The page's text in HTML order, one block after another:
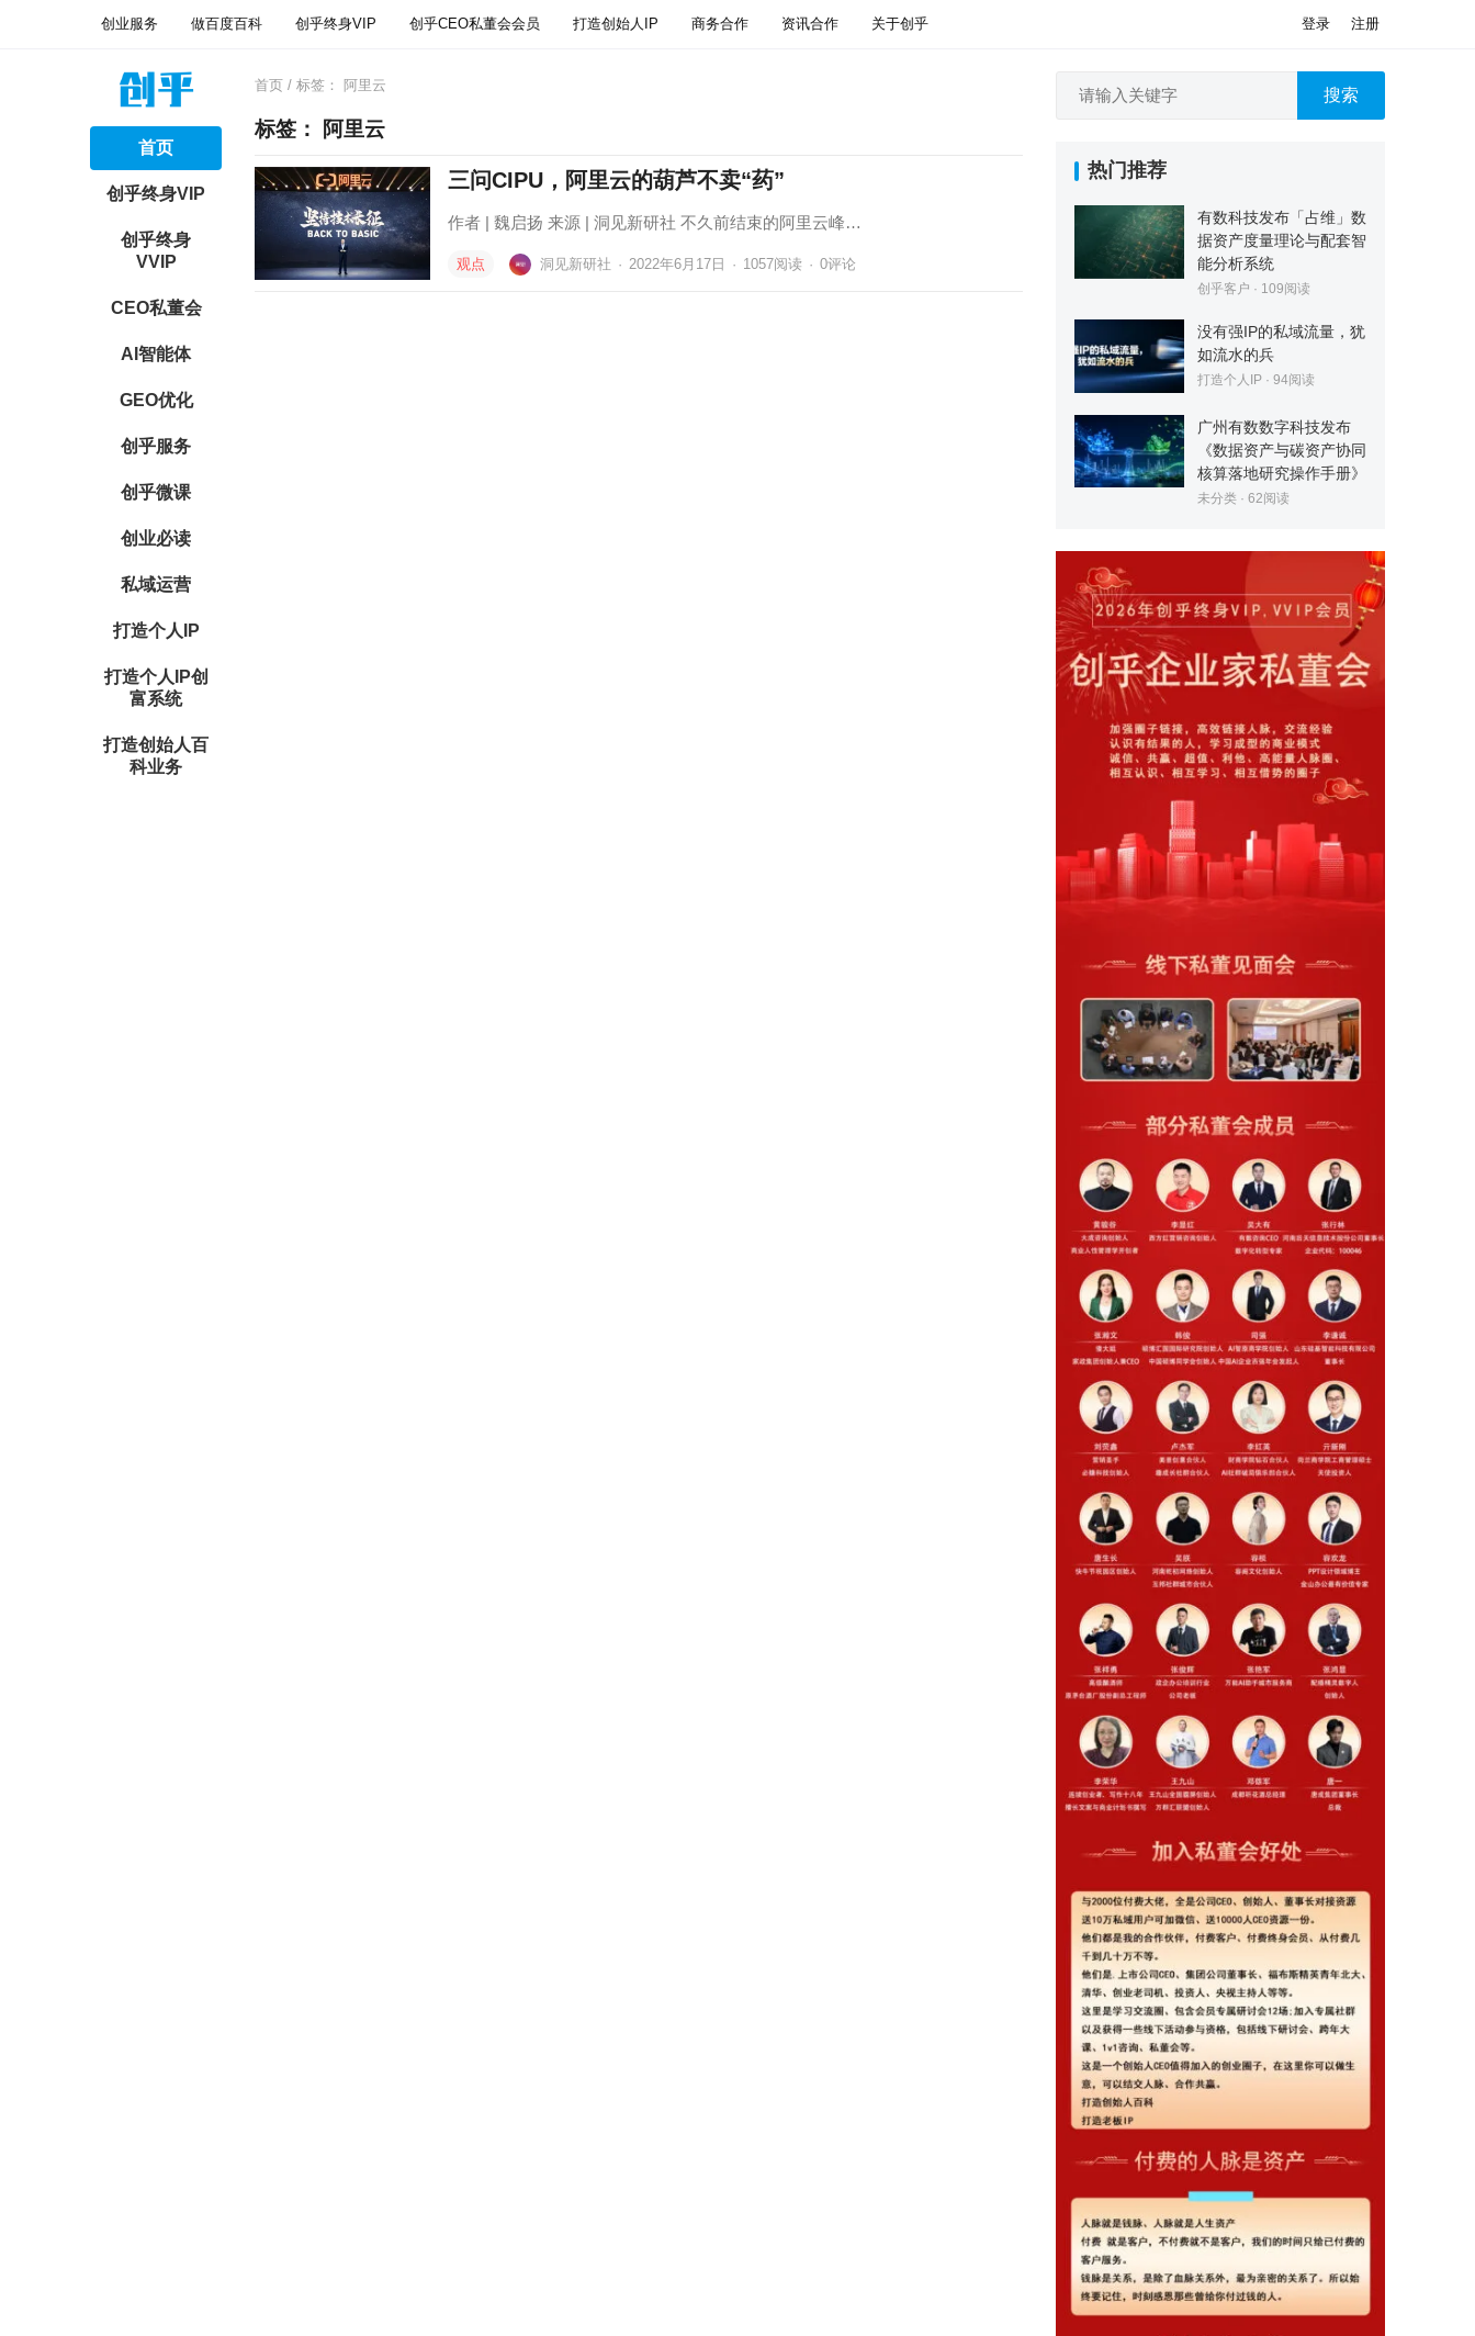
创业服务 做百度百科 创乎终身VIP 创乎CEO私董会会员 打造创始人IP 商务合作 资讯合作 关于创乎 登录 注册
首页
创乎终身VIP
创乎终身
VVIP
CEO私董会
AI智能体
GEO优化
创乎服务
创乎微课
创业必读
私域运营
打造个人IP
打造个人IP创
富系统
打造创始人百
科业务
首页 / 标签： 阿里云
标签： 阿里云
三问CIPU，阿里云的葫芦不卖“药”
作者 | 魏启扬 来源 | 洞见新研社 不久前结束的阿里云峰…
观点 洞见新研社 · 2022年6月17日 · 1057阅读 · 0评论
搜索
热门推荐
有数科技发布「占维」数
据资产度量理论与配套智
能分析系统
创乎客户 · 109阅读
没有强IP的私域流量，犹
如流水的兵
打造个人IP · 94阅读
广州有数数字科技发布
《数据资产与碳资产协同
核算落地研究操作手册》
未分类 · 62阅读